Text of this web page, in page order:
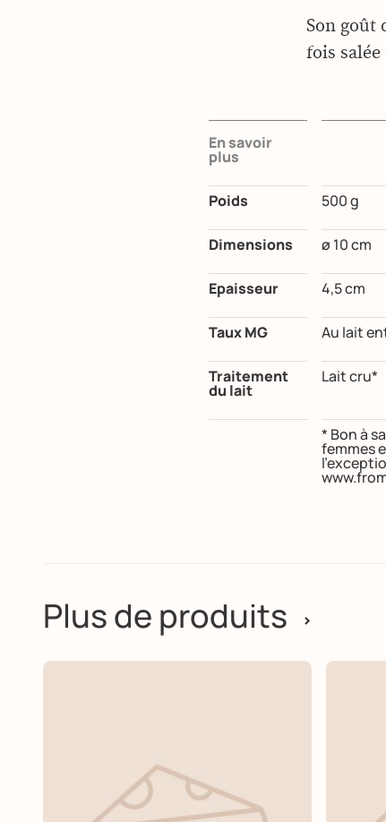
Son goût
fois salée
En savoir
plus
Poids 500 g
Dimensions ø 10 cm
Epaisseur 4,5 cm
Taux MG Au lait
Traitement
du lait
Lait cru*
* Bon à
femmes
Plus de produits >